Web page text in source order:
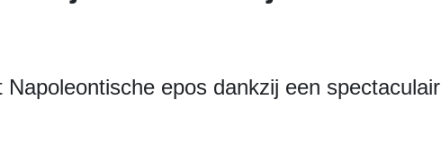
epos dankzij een